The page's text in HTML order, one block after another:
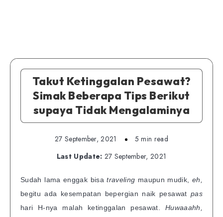
Takut Ketinggalan Pesawat?
Simak Beberapa Tips Berikut
supaya Tidak Mengalaminya
27 September, 2021
5 min read
Last Update: 27 September, 2021
Sudah lama enggak bisatraveling maupun mudik, eh,
begitu ada kesempatan bepergian naik pesawat pas
hari H-nya malah ketinggalan pesawat. Huwaaahh,